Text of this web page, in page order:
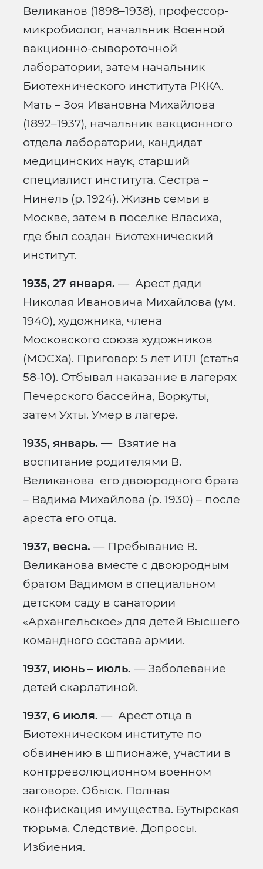
Великанов (1898–1938), профессор-
микробиолог, начальник Военной
вакционно-сывороточной
лаборатории, затем начальник
Биотехнического института РККА.
Мать – Зоя Ивановна Михайлова
(1892–1937), начальник вакционного
отдела лаборатории, кандидат
медицинских наук, старший
специалист института. Сестра –
Нинель (р. 1924). Жизнь семьи в
Москве, затем в поселке Власиха,
где был создан Биотехнический
институт.
1935, 27 января. — Арест дяди
Николая Ивановича Михайлова (ум.
1940), художника, члена
Московского союза художников
(МОСХа). Приговор: 5 лет ИТЛ (статья
58-10). Отбывал наказание в лагерях
Печерского бассейна, Воркуты,
затем Ухты. Умер в лагере.
1935, январь. — Взятие на
воспитание родителями В.
Великанова его двоюродного брата
– Вадима Михайлова (р. 1930) – после
ареста его отца.
1937, весна. — Пребывание В.
Великанова вместе с двоюродным
братом Вадимом в специальном
детском саду в санатории
«Архангельское» для детей Высшего
командного состава армии.
1937, июнь – июль. — Заболевание
детей скарлатиной.
1937, 6 июля. — Арест отца в
Биотехническом институте по
обвинению в шпионаже, участии в
контрреволюционном военном
заговоре. Обыск. Полная
конфискация имущества. Бутырская
тюрьма. Следствие. Допросы.
Избиения.